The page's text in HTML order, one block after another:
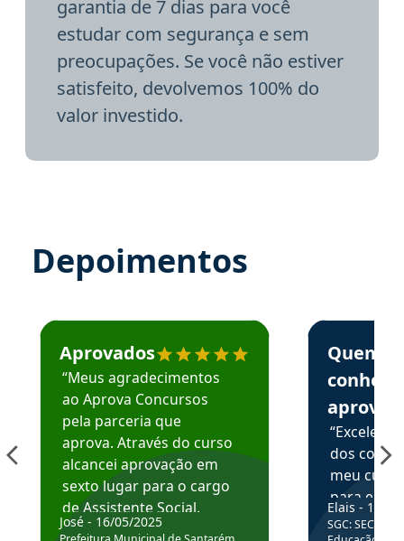
garantia de 7 dias para você
estudar com segurança e sem
preocupações. Se você não estiver
satisfeito, devolvemos 100% do
valor investido.
Depoimentos
Estudante José recomenda o Aprova Concursos em
Aprovados
“Meus agradecimentos
ao Aprova Concursos
pela parceria que
aprova. Através do curso
alcancei aprovação em
sexto lugar para o cargo
de Assistente Social.
Hoje estou atuando na
José - 16/05/2025
Estudante
Quem
aprova
dos
meu
para
colocar
Elais - 15/
SGC: SEC BA